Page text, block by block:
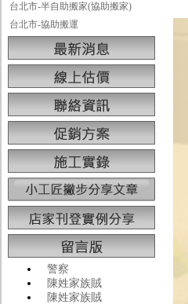
台北市-半自助搬家(協助搬家)
台北市-協助搬運
警察
陳姓家族賊
陳姓家族賊